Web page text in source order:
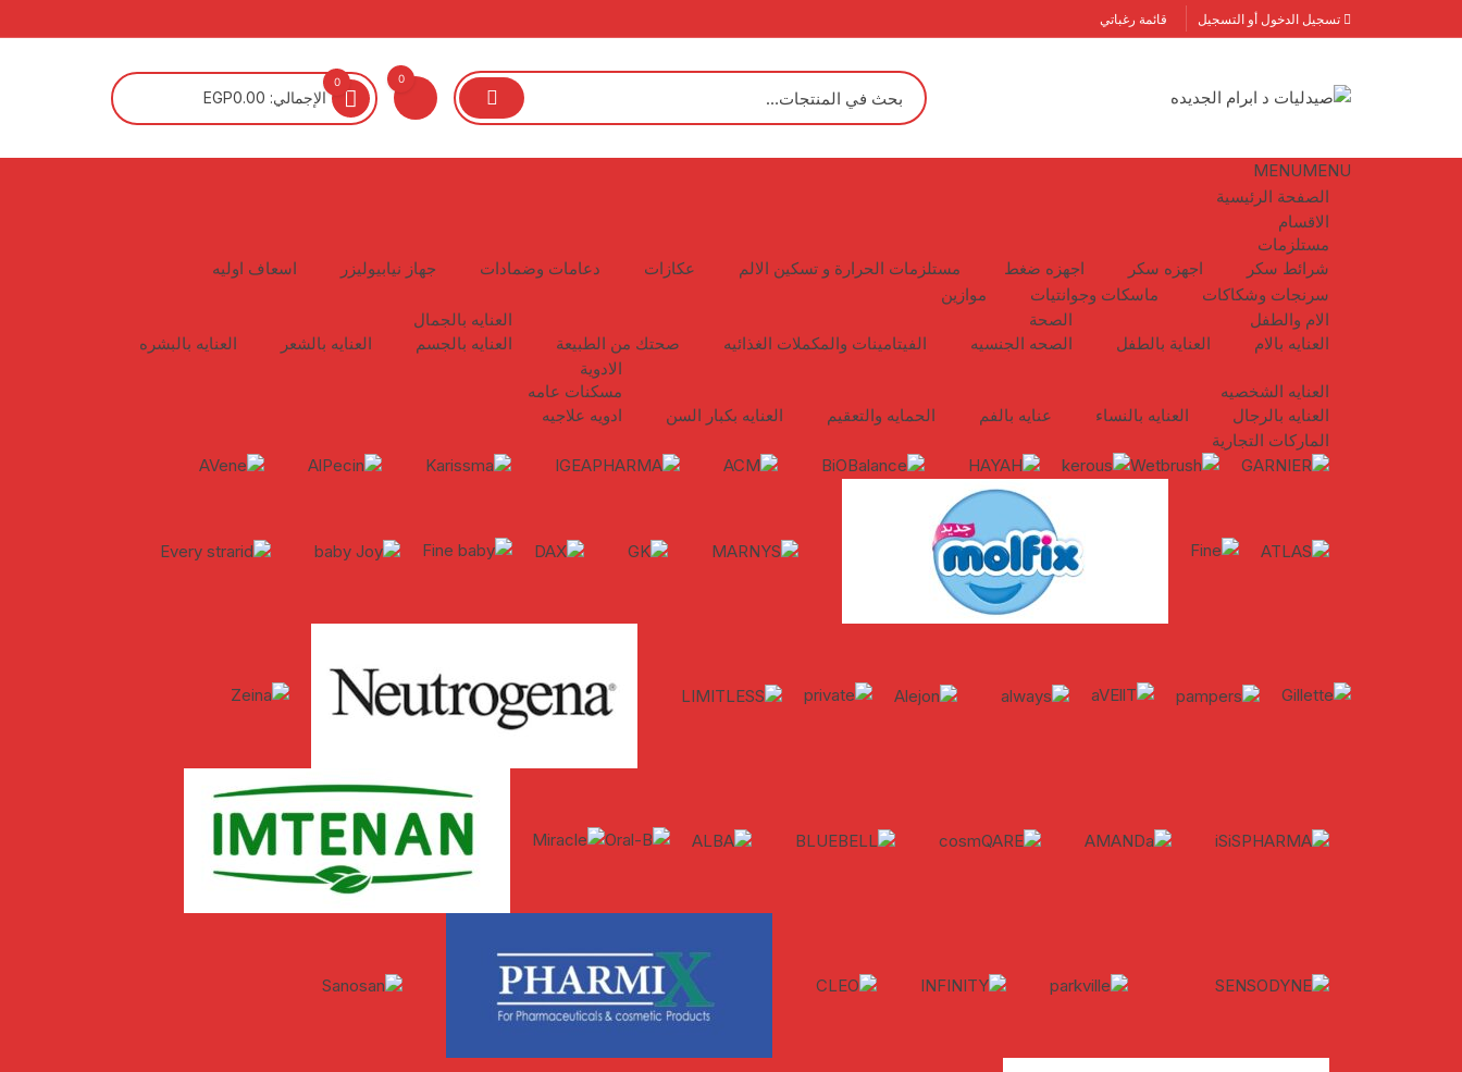
إلى
تسجيل الدخول أو التسجيل قائمة رغباتي
0
0
الإجمالي: EGP0.00
MENUMENU
الصفحة الرئيسية
الاقسام
مستلزمات
شرائط سكر
اجهزه سكر اجهزه ضغط مستلزمات الحرارة و تسكين الالم عكازات دعامات وضمادات جهاز نيابيوليزر
اسعاف اوليه
سرنجات وشكاكات
ماسكات وجوانتيات
موازين
الام والطفل
العنايه بالام
العناية بالطفل
الصحة
الصحه الجنسيه
الفيتامينات والمكملات الغذائيه صحتك من الطبيعة
العنايه بالجمال
العنايه بالجسم
العنايه بالشعر العنايه بالبشره
العنايه الشخصيه
العنايه بالرجال
العنايه بالنساء عنايه بالفم الحمايه والتعقيم العنايه بكبار السن
الادوية
مسكنات عامه
ادويه علاجيه
الماركات التجارية